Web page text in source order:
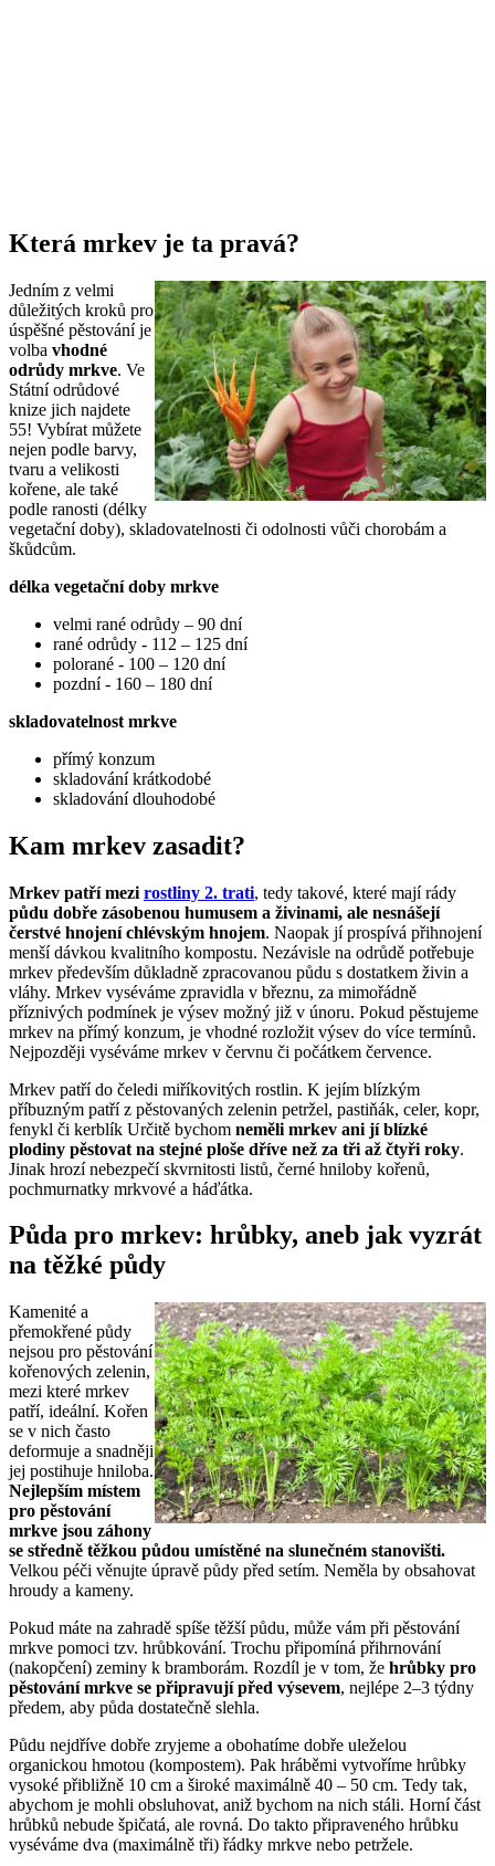
Která mrkev je ta pravá?
Jedním z velmi
důležitých kroků pro
úspěšné pěstování je
volba vhodné
odrůdy mrkve. Ve
Státní odrůdové
knize jich najdete
55! Vybírat můžete
nejen podle barvy,
tvaru a velikosti
kořene, ale také
podle ranosti (délky
vegetační doby), skladovatelnosti či odolnosti vůči chorobám a
škůdcům.
délka vegetační doby mrkve
velmi rané odrůdy – 90 dní
rané odrůdy - 112 – 125 dní
polorané - 100 – 120 dní
pozdní - 160 – 180 dní
skladovatelnost mrkve
přímý konzum
skladování krátkodobé
skladování dlouhodobé
Kam mrkev zasadit?
Mrkev patří mezi rostliny 2. trati, tedy takové, které mají rády
půdu dobře zásobenou humusem a živinami, ale nesnášejí
čerstvé hnojení chlévským hnojem. Naopak jí prospívá přihnojení
menší dávkou kvalitního kompostu. Nezávisle na odrůdě potřebuje
mrkev především důkladně zpracovanou půdu s dostatkem živin a
vláhy. Mrkev vyséváme zpravidla v březnu, za mimořádně
příznivých podmínek je výsev možný již v únoru. Pokud pěstujeme
mrkev na přímý konzum, je vhodné rozložit výsev do více termínů.
Nejpozději vyséváme mrkev v červnu či počátkem července.
Mrkev patří do čeledi miříkovitých rostlin. K jejím blízkým
příbuzným patří z pěstovaných zelenin petržel, pastiňák, celer, kopr,
fenykl či kerblík Určitě bychom neměli mrkev ani jí blízké
plodiny pěstovat na stejné ploše dříve než za tři až čtyři roky.
Jinak hrozí nebezpečí skvrnitosti listů, černé hniloby kořenů,
pochmurnatky mrkvové a háďátka.
Půda pro mrkev: hrůbky, aneb jak vyzrát
na těžké půdy
Kamenité a
přemokřené půdy
nejsou pro pěstování
kořenových zelenin,
mezi které mrkev
patří, ideální. Kořen
se v nich často
deformuje a snadněji
jej postihuje hniloba.
Nejlepším místem
pro pěstování
mrkve jsou záhony
se středně těžkou půdou umístěné na slunečném stanovišti.
Velkou péči věnujte úpravě půdy před setím. Neměla by obsahovat
hroudy a kameny.
Pokud máte na zahradě spíše těžší půdu, může vám při pěstování
mrkve pomoci tzv. hrůbkování. Trochu připomíná přihrnování
(nakopčení) zeminy k bramborám. Rozdíl je v tom, že hrůbky pro
pěstování mrkve se připravují před výsevem, nejlépe 2–3 týdny
předem, aby půda dostatečně slehla.
Půdu nejdříve dobře zryjeme a obohatíme dobře uleželou
organickou hmotou (kompostem). Pak hráběmi vytvoříme hrůbky
vysoké přibližně 10 cm a široké maximálně 40 – 50 cm. Tedy tak,
abychom je mohli obsluhovat, aniž bychom na nich stáli. Horní část
hrůbků nebude špičatá, ale rovná. Do takto připraveného hrůbku
vyséváme dva (maximálně tři) řádky mrkve nebo petržele.